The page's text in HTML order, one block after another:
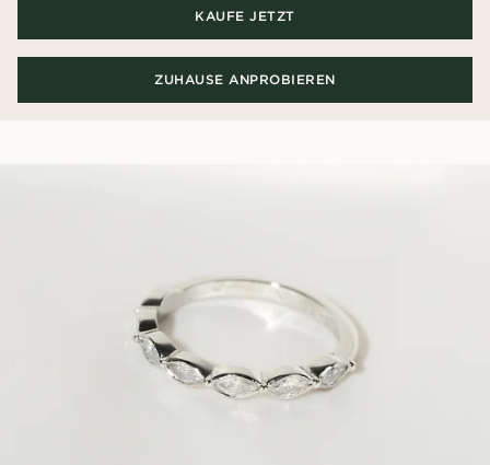
KAUFE JETZT
ZUHAUSE ANPROBIEREN